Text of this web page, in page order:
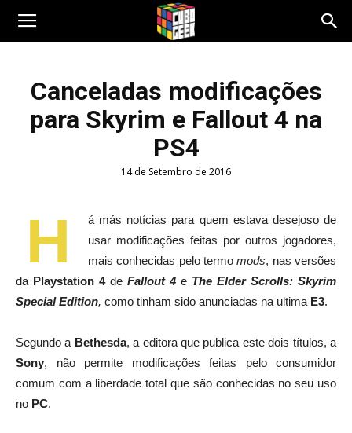
Canceladas modificações
para Skyrim e Fallout 4 na
PS4
14 de Setembro de 2016
H
á más notícias para quem estava desejoso de
usar modificações feitas por outros jogadores,
mais conhecidas pelo termomods, nas versões
da Playstation 4de Fallout 4 e The Elder Scrolls: Skyrim
Special Edition, como tinham sido anunciadas na ultima E3.
Segundo a Bethesda, a editora que publica este dois títulos, a
Sony, não permite modificações feitas pelo consumidor
comum com a liberdade total que são conhecidas no seu uso
no PC.